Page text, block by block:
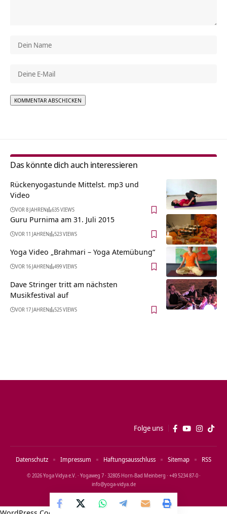
Das könnte dich auch interessieren
Rückenyogastunde Mittelst. mp3 und
Video
VOR 8 JAHREN 635 VIEWS
Guru Purnima am 31. Juli 2015
VOR 11 JAHREN 523 VIEWS
Yoga Video „Brahmari – Yoga Atemübung“
VOR 16 JAHREN 499 VIEWS
Dave Stringer tritt am nächsten
Musikfestival auf
VOR 17 JAHREN 525 VIEWS
Folge uns
© 2026 Yoga Vidya e.V. · Yogaweg 7 · 32805 Horn‑Bad Meinberg · +49 5234 87‑0 ·
info@yoga‑vidya.de
Datenschutz Impressum Haftungsausschluss Sitemap RSS